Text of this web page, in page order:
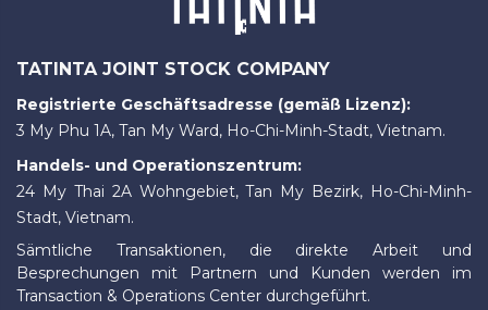
TATINTA JOINT STOCK COMPANY
Registrierte Geschäftsadresse (gemäß Lizenz):
3 My Phu 1A, Tan My Ward, Ho-Chi-Minh-Stadt, Vietnam.
Handels- und Operationszentrum:
24 My Thai 2A Wohngebiet, Tan My Bezirk, Ho-Chi-Minh-
Stadt, Vietnam.
Sämtliche Transaktionen, die direkte Arbeit und
Besprechungen mit Partnern und Kunden werden im
Transaction & Operations Center durchgeführt.